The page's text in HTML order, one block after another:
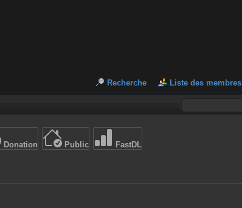
Recherche Liste des membres
Donation Public FastDL